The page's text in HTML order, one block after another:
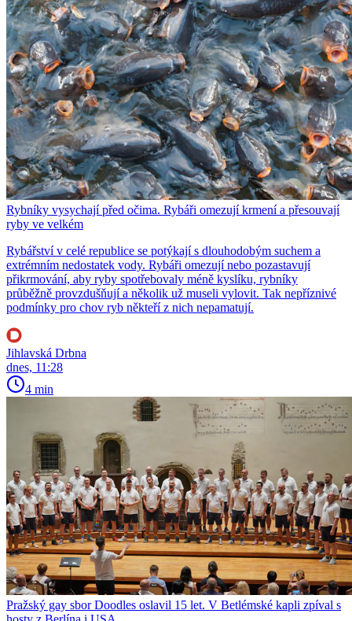
Rybníky vysychají před očima. Rybáři omezují krmení a přesouvají
ryby ve velkém
Rybářství v celé republice se potýkají s dlouhodobým suchem a
extrémním nedostatek vody. Rybáři omezují nebo pozastavují
přikrmování, aby ryby spotřebovaly méně kyslíku, rybníky
průběžně provzdušňují a několik už museli vylovit. Tak nepříznivé
podmínky pro chov ryb někteří z nich nepamatují.
Jihlavská Drbna
dnes, 11:28
4 min
Pražský gay sbor Doodles oslavil 15 let. V Betlémské kapli zpíval s